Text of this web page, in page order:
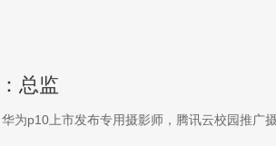
总监
为p10上市发布专用摄影师，腾讯云校园推广